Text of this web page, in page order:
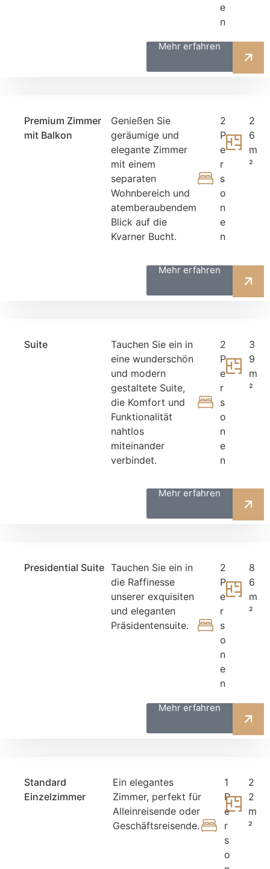
e
n
Mehr erfahren
Premium Zimmer
mit Balkon
Genießen Sie
geräumige und
elegante Zimmer
mit einem
separaten
Wohnbereich und
atemberaubendem
Blick auf die
Kvarner Bucht.
2
P
e
r
s
o
n
e
n
2
6
m
²
Mehr erfahren
Suite
Tauchen Sie ein in
eine wunderschön
und modern
gestaltete Suite,
die Komfort und
Funktionalität
nahtlos
miteinander
verbindet.
2
P
e
r
s
o
n
e
n
3
9
m
²
Mehr erfahren
Presidential Suite Tauchen Sie ein in
die Raffinesse
unserer exquisiten
und eleganten
Präsidentensuite.
2
P
e
r
s
o
n
e
n
8
6
m
²
Mehr erfahren
Standard
Einzelzimmer
Ein elegantes
Zimmer, perfekt für
Alleinreisende oder
Geschäftsreisende.
1
P
e
r
s
o
2
2
m
²